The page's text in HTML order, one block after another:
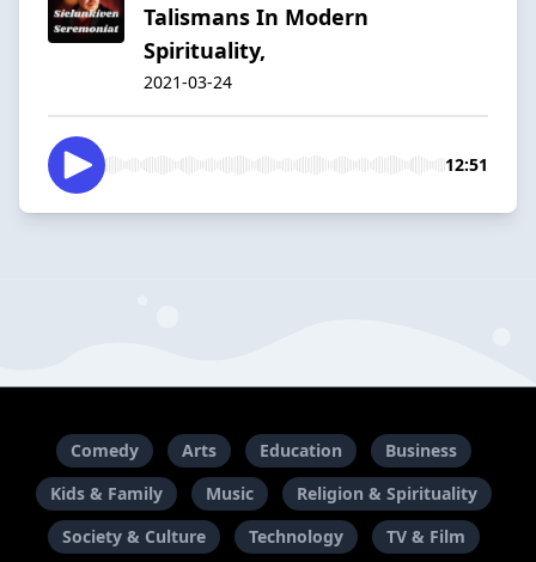
Talismans In Modern
Spirituality,
2021-03-24
12:51
Comedy Arts Education
Business
Kids & Family
Music
Religion & Spirituality
Society & Culture
Technology TV & Film